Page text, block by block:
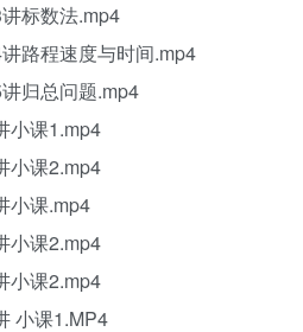
标数法.mp4
路程速度与时间.mp4
归总问题.mp4
小课1.mp4
小课2.mp4
小课.mp4
小课2.mp4
小课2.mp4
小课1.MP4